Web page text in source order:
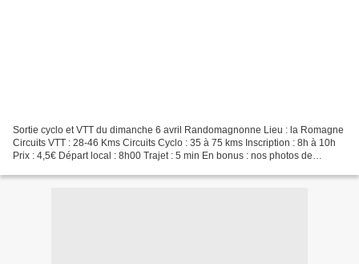
Sortie cyclo et VTT du dimanche 6 avril Randomagnonne Lieu : la Romagne
Circuits VTT : 28-46 Kms Circuits Cyclo : 35 à 75 kms Inscription : 8h à 10h
Prix : 4,5€ Départ local : 8h00 Trajet : 5 min En bonus : nos photos de